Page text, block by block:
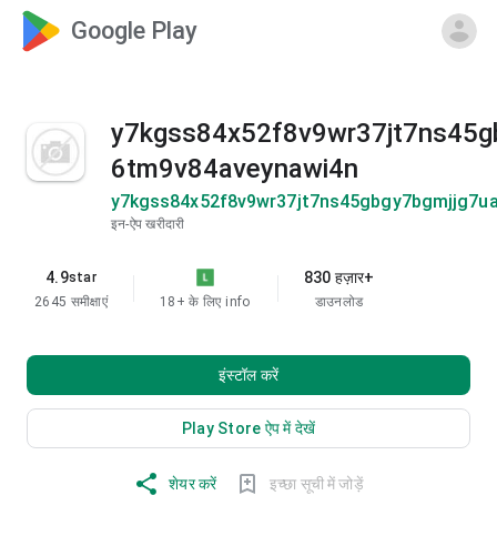
Google Play
6tm9v84aveynawi4n
इन-ऐप खरीदारी
4.9star
2645 समीक्षाएं
18+ के लिए info
830 हज़ार+
डाउनलोड
इंस्टॉल करें
Play Store ऐप में देखें
शेयर करें इच्छा सूची में जोड़ें